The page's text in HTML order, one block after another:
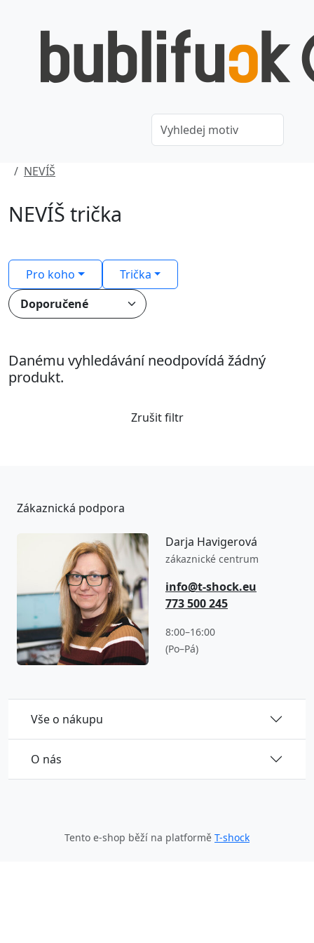
NEVÍŠ
NEVÍŠ trička
Pro koho Trička
Danému vyhledávání neodpovídá žádný
produkt.
Zrušit filtr
Vše o nákupu
O nás
Zákaznická podpora
Darja Havigerová
zákaznické centrum
info@t-shock.eu
773 500 245
8:00–16:00
(Po–Pá)
Tento e-shop běží na platformě T-shock